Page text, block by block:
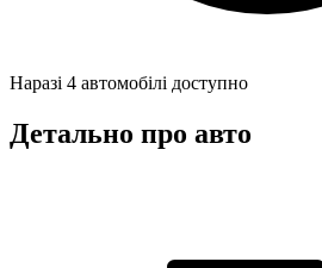
Наразі 4 автомобілі доступно
Детально про авто